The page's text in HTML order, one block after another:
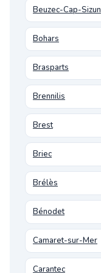
Beuzec-Cap-Sizun
Bohars
Brasparts
Brennilis
Brest
Briec
Brélès
Bénodet
Camaret-sur-Mer
Carantec